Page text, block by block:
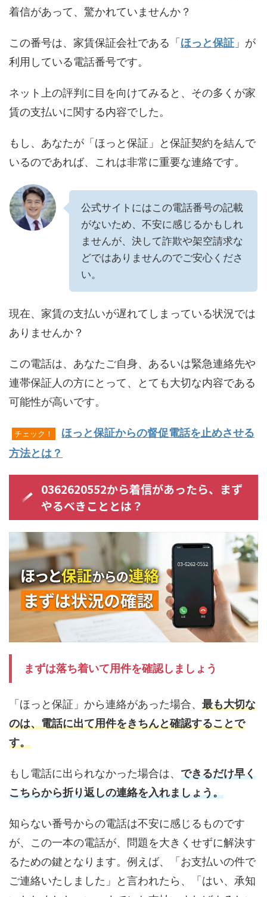
着信があって、驚かれていませんか？
この番号は、家賃保証会社である「 ほっと保証 」が
利用している電話番号です。
ネット上の評判に目を向けてみると、その多くが家
賃の支払いに関する内容でした。
もし、あなたが「ほっと保証」と保証契約を結んで
いるのであれば、これは非常に重要な連絡です。
公式サイトにはこの電話番号の記載
がないため、不安に感じるかもしれ
ませんが、決して詐欺や架空請求な
どではありませんのでご安心くださ
い。
現在、家賃の支払いが遅れてしまっている状況では
ありませんか？
この電話は、あなたご自身、あるいは緊急連絡先や
連帯保証人の方にとって、とても大切な内容である
可能性が高いです。
チェック！
ほっと保証からの督促電話を止めさせる
方法とは？
0362620552から着信があったら、まず
やるべきこととは？
まずは落ち着いて用件を確認しましょう
「ほっと保証」から連絡があった場合、 最も大切な
のは、電話に出て用件をきちんと確認することで
す。
もし電話に出られなかった場合は、 できるだけ早く
こちらから折り返しの連絡を入れましょう。
知らない番号からの電話は不安に感じるものです
が、この一本の電話が、問題を大きくせずに解決す
るための鍵となります。例えば、「お支払いの件で
ご連絡いたしました」と言われたら、「はい、承知